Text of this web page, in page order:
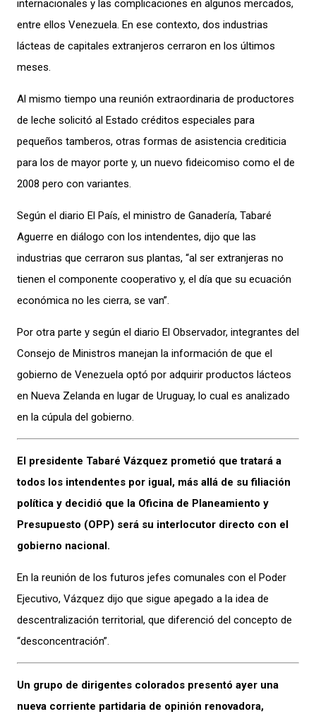
internacionales y las complicaciones en algunos mercados,
entre ellos Venezuela. En ese contexto, dos industrias
lácteas de capitales extranjeros cerraron en los últimos
meses.
Al mismo tiempo una reunión extraordinaria de productores
de leche solicitó al Estado créditos especiales para
pequeños tamberos, otras formas de asistencia crediticia
para los de mayor porte y, un nuevo fideicomiso como el de
2008 pero con variantes.
Según el diario El País, el ministro de Ganadería, Tabaré
Aguerre en diálogo con los intendentes, dijo que las
industrias que cerraron sus plantas, “al ser extranjeras no
tienen el componente cooperativo y, el día que su ecuación
económica no les cierra, se van”.
Por otra parte y según el diario El Observador, integrantes del
Consejo de Ministros manejan la información de que el
gobierno de Venezuela optó por adquirir productos lácteos
en Nueva Zelanda en lugar de Uruguay, lo cual es analizado
en la cúpula del gobierno.
El presidente Tabaré Vázquez prometió que tratará a
todos los intendentes por igual, más allá de su filiación
política y decidió que la Oficina de Planeamiento y
Presupuesto (OPP) será su interlocutor directo con el
gobierno nacional.
En la reunión de los futuros jefes comunales con el Poder
Ejecutivo, Vázquez dijo que sigue apegado a la idea de
descentralización territorial, que diferenció del concepto de
“desconcentración”.
Un grupo de dirigentes colorados presentó ayer una
nueva corriente partidaria de opinión renovadora,